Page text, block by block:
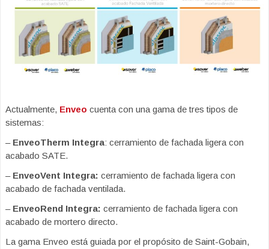
Actualmente, Enveo cuenta con una gama de tres tipos de
sistemas:
– EnveoTherm Integra: cerramiento de fachada ligera con
acabado SATE.
– EnveoVent Integra: cerramiento de fachada ligera con
acabado de fachada ventilada.
– EnveoRend Integra: cerramiento de fachada ligera con
acabado de mortero directo.
La gama Enveo está guiada por el propósito de Saint-Gobain,